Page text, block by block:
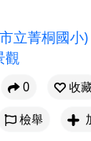
立菁桐國小)
觀
0
收
檢舉